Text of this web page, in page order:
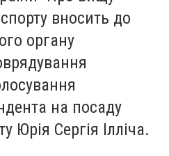
вносить до
органу
на посаду
Юрія Сергія Ілліча.